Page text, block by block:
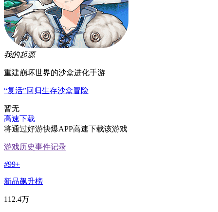
我的起源
重建崩坏世界的沙盒进化手游
“复活”回归生存沙盒冒险
暂无
高速下载
将通过好游快爆APP高速下载该游戏
游戏历史事件记录
#99+
新品飙升榜
112.4万